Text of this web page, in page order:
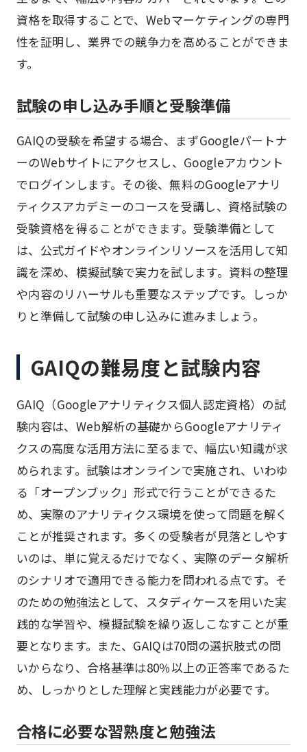
資格を取得することで、Webマーケティングの専門
性を証明し、業界での競争力を高めることができま
す。
試験の申し込み手順と受験準備
GAIQの受験を希望する場合、まずGoogleパートナ
ーのWebサイトにアクセスし、Googleアカウント
でログインします。その後、無料のGoogleアナリ
ティクスアカデミーのコースを受講し、資格試験の
受験資格を得ることができます。受験準備として
は、公式ガイドやオンラインリソースを活用して知
識を深め、模擬試験で実力を試します。資料の整理
や内容のリハーサルも重要なステップです。しっか
りと準備して試験の申し込みに進みましょう。
GAIQの難易度と試験内容
GAIQ（Googleアナリティクス個人認定資格）の試
験内容は、Web解析の基礎からGoogleアナリティ
クスの高度な活用方法に至るまで、幅広い知識が求
められます。試験はオンラインで実施され、いわゆ
る「オープンブック」形式で行うことができるた
め、実際のアナリティクス環境を使って問題を解く
ことが推奨されます。多くの受験者が見落としやす
いのは、単に覚えるだけでなく、実際のデータ解析
のシナリオで適用できる能力を問われる点です。そ
のための勉強法として、スタディケースを用いた実
践的な学習や、模擬試験を繰り返しこなすことが重
要となります。また、GAIQは70問の選択肢式の問
いからなり、合格基準は80％以上の正答率であるた
め、しっかりとした理解と実践能力が必要です。
合格に必要な習熟度と勉強法